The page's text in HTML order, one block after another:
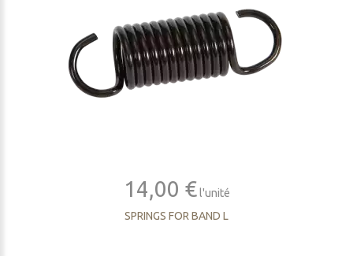
14,00 € l'unité
SPRINGS FOR BAND L